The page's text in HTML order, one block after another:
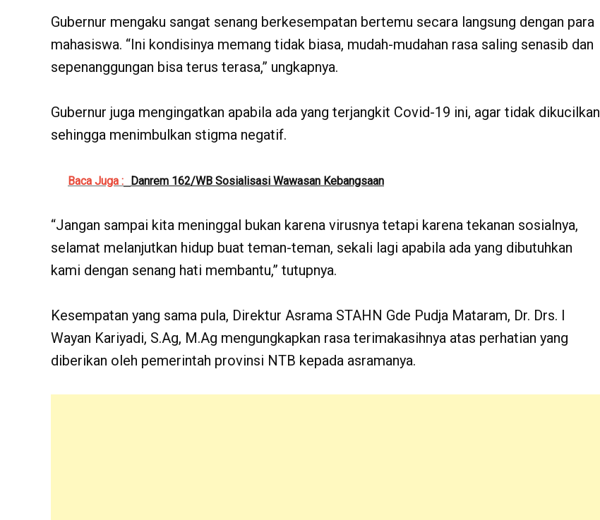
Gubernur mengaku sangat senang berkesempatan bertemu secara langsung dengan para
mahasiswa. “Ini kondisinya memang tidak biasa, mudah-mudahan rasa saling senasib dan
sepenanggungan bisa terus terasa,” ungkapnya.
Gubernur juga mengingatkan apabila ada yang terjangkit Covid-19 ini, agar tidak dikucilkan
sehingga menimbulkan stigma negatif.
Baca Juga : Danrem 162/WB Sosialisasi Wawasan Kebangsaan
“Jangan sampai kita meninggal bukan karena virusnya tetapi karena tekanan sosialnya,
selamat melanjutkan hidup buat teman-teman, sekali lagi apabila ada yang dibutuhkan
kami dengan senang hati membantu,” tutupnya.
Kesempatan yang sama pula, Direktur Asrama STAHN Gde Pudja Mataram, Dr. Drs. I
Wayan Kariyadi, S.Ag, M.Ag mengungkapkan rasa terimakasihnya atas perhatian yang
diberikan oleh pemerintah provinsi NTB kepada asramanya.